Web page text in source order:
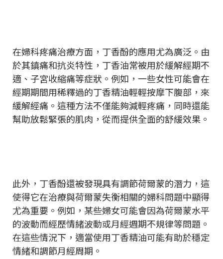
在婦科疼痛治療方面，丁香酚的應用尤為廣泛。由
於其鎮痛和抗炎特性，丁香油常被用於緩解經期不
適、子宮收縮痛等症狀。例如，一些女性可能會在
經期期間用稀釋過的丁香精油輕輕按摩下腹部，來
緩解經痛。這種方法不僅能夠減輕疼痛，同時還能
幫助放鬆緊張的肌肉，從而提供全面的舒緩效果。
此外，丁香酚還被發現具有調節荷爾蒙的潛力，這
使得它在治療與荷爾蒙失衡相關的婦科問題中顯得
尤為重要。例如，某些婦女可能會因為荷爾蒙水平
的波動而經歷情緒波動或月經週期不規律等問題。
在這些情況下，適當使用丁香精油可能有助於穩定
情緒和調節月經周期。